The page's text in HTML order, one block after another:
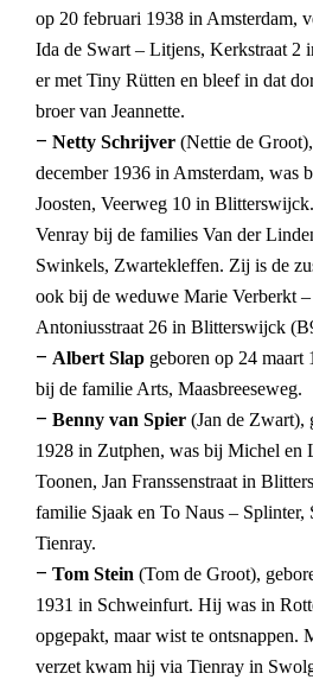
op 20 februari 1938 in Amsterdam,
Ida de Swart – Litjens, Kerkstraat
er met Tiny Rütten en bleef in dat
broer van Jeannette.
– Netty Schrijver (Nettie de
december 1936 in Amsterdam, was
Joosten, Veerweg 10 in
Venray bij de families Van der
Swinkels, Zwartekleffen. Zij is de
ook bij de weduwe Marie Verberkt –
Antoniusstraat 26 in Blitterswijck
– Albert Slap geboren op 24
bij de familie Arts, Maasbreeseweg.
– Benny van Spier (Jan de Zwart),
1928 in Zutphen, was bij Michel en
Toonen, Jan Franssenstraat in
familie Sjaak en To Naus – Splinter,
Tienray.
– Tom Stein (Tom de Groot),
1931 in Schweinfurt. Hij was in
opgepakt, maar wist te ontsnappen.
verzet kwam hij via Tienray in